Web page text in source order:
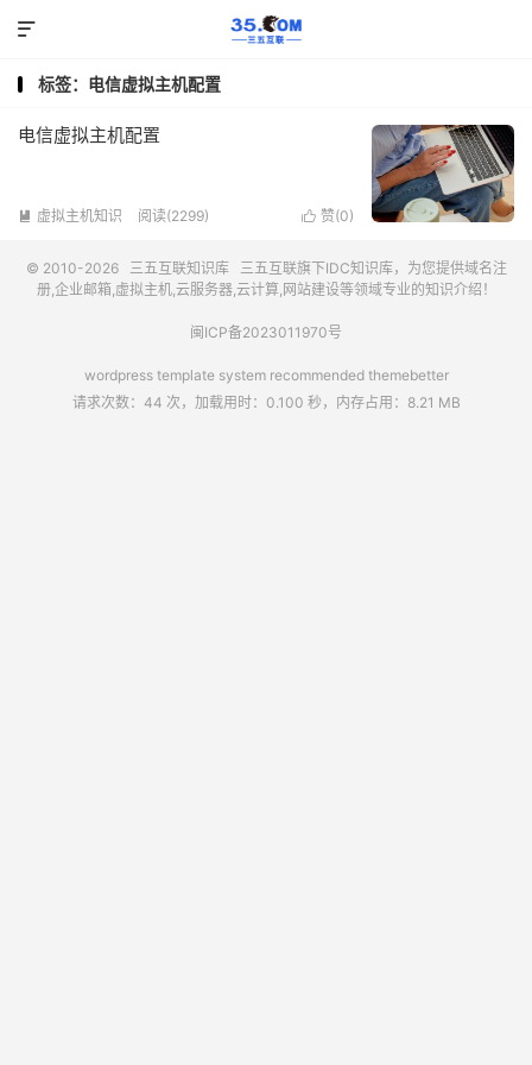

标签：电信虚拟主机配置
电信虚拟主机配置
 虚拟主机知识 阅读(2299)  赞(0)
© 2010-2026 三五互联知识库 三五互联旗下IDC知识库，为您提供域名注
册,企业邮箱,虚拟主机,云服务器,云计算,网站建设等领域专业的知识介绍！
闽ICP备2023011970号
wordpress template system recommended themebetter
请求次数：44 次，加载用时：0.100 秒，内存占用：8.21 MB